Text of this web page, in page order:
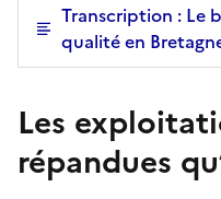
Transcription : Le
qualité en
Les
répandues